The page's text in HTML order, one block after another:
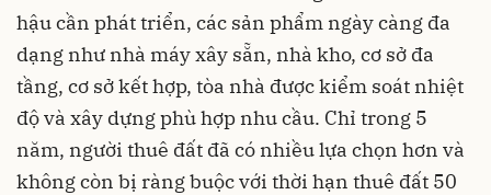
hậu cần phát triển, các sản phẩm ngày càng đa
dạng như nhà máy xây sẵn, nhà kho, cơ sở đa
tầng, cơ sở kết hợp, tòa nhà được kiểm soát nhiệt
độ và xây dựng phù hợp nhu cầu. Chỉ trong 5
năm, người thuê đất đã có nhiều lựa chọn hơn và
không còn bị ràng buộc với thời hạn thuê đất 50